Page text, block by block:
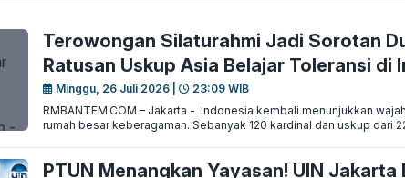
Terowongan Silaturahmi Jadi Sorotan
Ratusan Uskup Asia Belajar Toleransi di
Minggu, 26 Juli 2026 |
23:09 WIB
RMBANTEM.COM – Jakarta - Indonesia kembali menunjukkan
rumah besar keberagaman. Sebanyak 120 kardinal dan uskup dari
PTUN Menangkan Yayasan! UIN Jakarta